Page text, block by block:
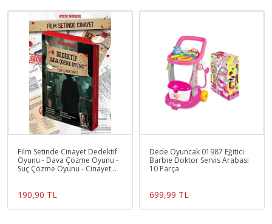
Film Setinde Cinayet Dedektif
Oyunu - Dava Çözme Oyunu -
Suç Çözme Oyunu - Cinayet
190,90 TL
Dede Oyuncak 01987 Eğitici
Barbıe Doktor Servis Arabası
10 Parça
699,99 TL